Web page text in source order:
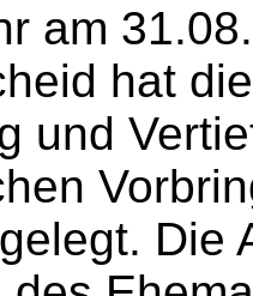
am
hat
und
Die